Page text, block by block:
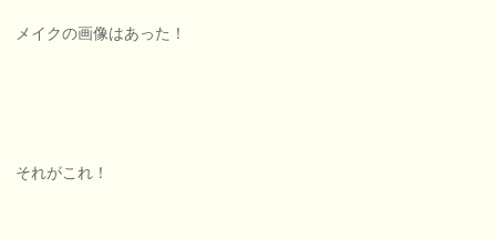
メイクの画像はあった！
それがこれ！